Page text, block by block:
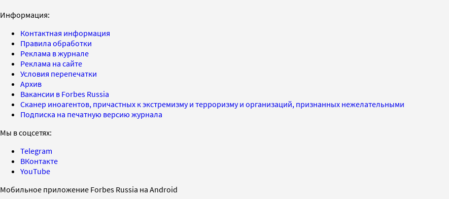
Информация:
Контактная информация
Правила обработки
Реклама в журнале
Реклама на сайте
Условия перепечатки
Архив
Вакансии в Forbes Russia
Сканер иноагентов, причастных к экстремизму и терроризму и организаций, признанных нежелательными
Подписка на печатную версию журнала
Мы в соцсетях:
Telegram
ВКонтакте
YouTube
Мобильное приложение Forbes Russia на Android